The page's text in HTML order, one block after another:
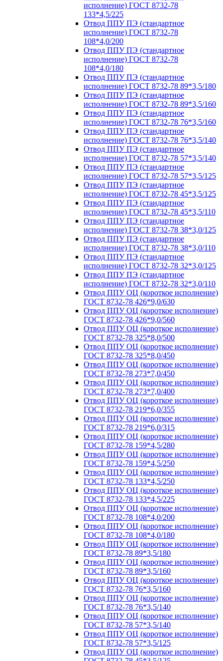
исполнение) ГОСТ 8732-78
133*4,5/225
Отвод ППУ ПЭ (стандартное
исполнение) ГОСТ 8732-78
108*4,0/200
Отвод ППУ ПЭ (стандартное
исполнение) ГОСТ 8732-78
108*4,0/180
Отвод ППУ ПЭ (стандартное
исполнение) ГОСТ 8732-78 89*3,5/180
Отвод ППУ ПЭ (стандартное
исполнение) ГОСТ 8732-78 89*3,5/160
Отвод ППУ ПЭ (стандартное
исполнение) ГОСТ 8732-78 76*3,5/160
Отвод ППУ ПЭ (стандартное
исполнение) ГОСТ 8732-78 76*3,5/140
Отвод ППУ ПЭ (стандартное
исполнение) ГОСТ 8732-78 57*3,5/140
Отвод ППУ ПЭ (стандартное
исполнение) ГОСТ 8732-78 57*3,5/125
Отвод ППУ ПЭ (стандартное
исполнение) ГОСТ 8732-78 45*3,5/125
Отвод ППУ ПЭ (стандартное
исполнение) ГОСТ 8732-78 45*3,5/110
Отвод ППУ ПЭ (стандартное
исполнение) ГОСТ 8732-78 38*3,0/125
Отвод ППУ ПЭ (стандартное
исполнение) ГОСТ 8732-78 38*3,0/110
Отвод ППУ ПЭ (стандартное
исполнение) ГОСТ 8732-78 32*3,0/125
Отвод ППУ ПЭ (стандартное
исполнение) ГОСТ 8732-78 32*3,0/110
Отвод ППУ ОЦ (короткое исполнение)
ГОСТ 8732-78 426*9,0/630
Отвод ППУ ОЦ (короткое исполнение)
ГОСТ 8732-78 426*9,0/560
Отвод ППУ ОЦ (короткое исполнение)
ГОСТ 8732-78 325*8,0/500
Отвод ППУ ОЦ (короткое исполнение)
ГОСТ 8732-78 325*8,0/450
Отвод ППУ ОЦ (короткое исполнение)
ГОСТ 8732-78 273*7,0/450
Отвод ППУ ОЦ (короткое исполнение)
ГОСТ 8732-78 273*7,0/400
Отвод ППУ ОЦ (короткое исполнение)
ГОСТ 8732-78 219*6,0/355
Отвод ППУ ОЦ (короткое исполнение)
ГОСТ 8732-78 219*6,0/315
Отвод ППУ ОЦ (короткое исполнение)
ГОСТ 8732-78 159*4,5/280
Отвод ППУ ОЦ (короткое исполнение)
ГОСТ 8732-78 159*4,5/250
Отвод ППУ ОЦ (короткое исполнение)
ГОСТ 8732-78 133*4,5/250
Отвод ППУ ОЦ (короткое исполнение)
ГОСТ 8732-78 133*4,5/225
Отвод ППУ ОЦ (короткое исполнение)
ГОСТ 8732-78 108*4,0/200
Отвод ППУ ОЦ (короткое исполнение)
ГОСТ 8732-78 108*4,0/180
Отвод ППУ ОЦ (короткое исполнение)
ГОСТ 8732-78 89*3,5/180
Отвод ППУ ОЦ (короткое исполнение)
ГОСТ 8732-78 89*3,5/160
Отвод ППУ ОЦ (короткое исполнение)
ГОСТ 8732-78 76*3,5/160
Отвод ППУ ОЦ (короткое исполнение)
ГОСТ 8732-78 76*3,5/140
Отвод ППУ ОЦ (короткое исполнение)
ГОСТ 8732-78 57*3,5/140
Отвод ППУ ОЦ (короткое исполнение)
ГОСТ 8732-78 57*3,5/125
Отвод ППУ ОЦ (короткое исполнение)